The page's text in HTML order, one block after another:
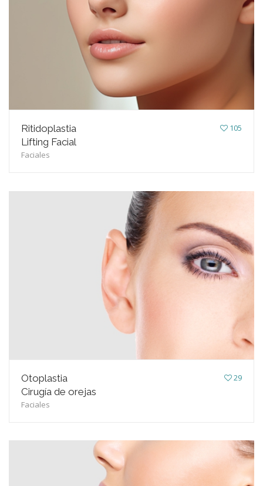
105
Ritidoplastia
Lifting Facial
Faciales
29
Otoplastia
Cirugía de orejas
Faciales